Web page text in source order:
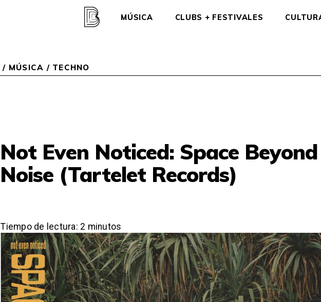
MÚSICA CLUBS + FESTIVALES
/ MÚSICA / TECHNO
Not Even Noticed: Space Beyond
Noise (Tartelet Records)
Tiempo de lectura: 2 minutos